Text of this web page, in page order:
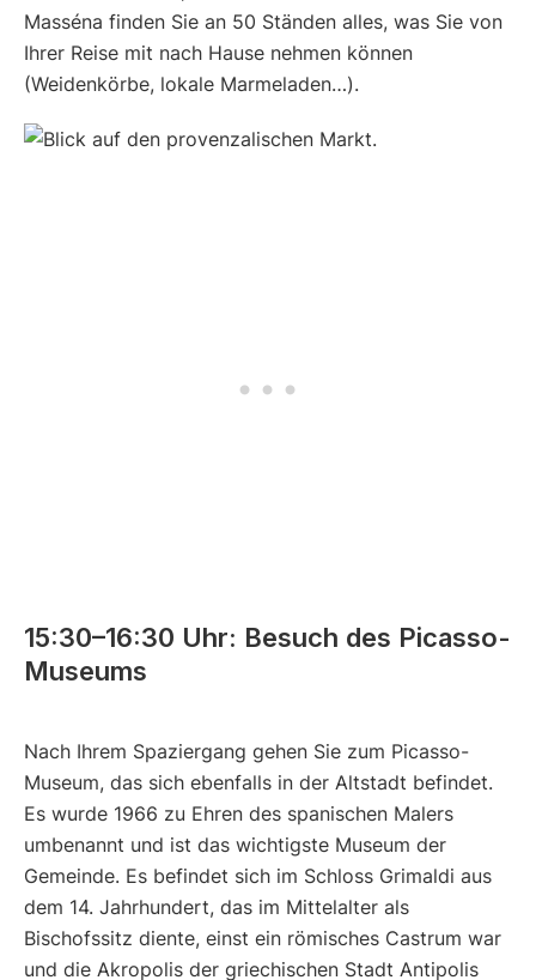
Masséna finden Sie an 50 Ständen alles, was Sie von
Ihrer Reise mit nach Hause nehmen können
(Weidenkörbe, lokale Marmeladen…).
15:30–16:30 Uhr: Besuch des Picasso-
Museums
Nach Ihrem Spaziergang gehen Sie zum Picasso-
Museum, das sich ebenfalls in der Altstadt befindet.
Es wurde 1966 zu Ehren des spanischen Malers
umbenannt und ist das wichtigste Museum der
Gemeinde. Es befindet sich im Schloss Grimaldi aus
dem 14. Jahrhundert, das im Mittelalter als
Bischofssitz diente, einst ein römisches Castrum war
und die Akropolis der griechischen Stadt Antipolis